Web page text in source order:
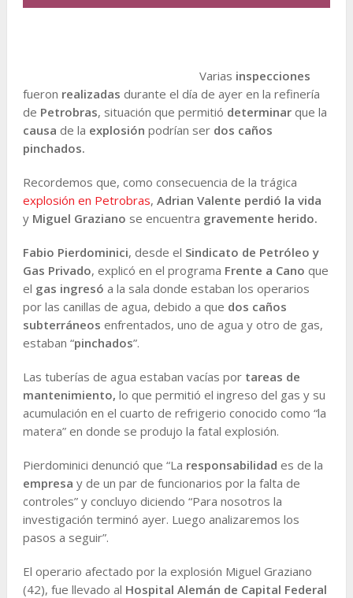
Varias inspecciones
fueron realizadas durante el día de ayer en la refinería
de Petrobras, situación que permitió determinarque la
causa de la explosión podrían ser dos caños
pinchados.
Recordemos que, como consecuencia de la trágica
explosión en Petrobras, Adrian Valente perdió la vida
y Miguel Graziano se encuentra gravemente herido.
Fabio Pierdominici, desde el Sindicato de Petróleo y
Gas Privado, explicó en el programa Frente a Cano que
el gas ingresó a la sala donde estaban los operarios
por las canillas de agua, debido a que dos caños
subterráneos enfrentados, uno de agua y otro de gas,
estaban “pinchados”.
Las tuberías de agua estaban vacías portareas de
mantenimiento, lo que permitió el ingreso del gas y su
acumulación en el cuarto de refrigerio conocido como “la
matera” en donde se produjo la fatal explosión.
Pierdominici denunció que “La responsabilidad es de la
empresa y de un par de funcionarios por la falta de
controles” y concluyo diciendo “Para nosotros la
investigación terminó ayer. Luego analizaremos los
pasos a seguir”.
El operario afectado por la explosión Miguel Graziano
(42), fue llevado al Hospital Alemán de Capital Federal